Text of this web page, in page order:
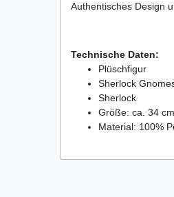
Authentisches Design
Technische Daten:
Plüschfigur
Sherlock
Sherlock
Größe: ca. 34 cm
Material: 100%